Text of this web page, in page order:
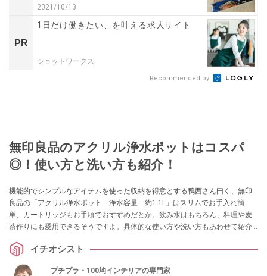
2021/10/13
PR
1日だけ働きたい、を叶える求人サイト
ショットワークス
Recommended by
無印良品のアクリル浄水ポットはコスパ
◎！使い方と洗い方も紹介！
機能的でシンプルなアイテムを使った収納を得意とする鴨西さん曰く、無印
良品の「アクリル浄水ポット 浄水容量 約1.1L」はスリムでお手入れ簡
単、カートリッジもお手頃でおすすめだとか。飲み水はもちろん、料理や麦
茶作りにも愛用できるそうですよ。具体的な使い方や洗い方もあわせて紹介
イチオシスト
プチプラ・100均インテリアの専門家